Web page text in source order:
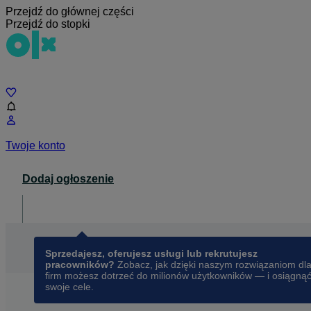
Przejdź do głównej części
Przejdź do stopki
Twoje konto
Dodaj ogłoszenie
Sprzedajesz, oferujesz usługi lub rekrutujesz
pracowników? Zobacz, jak dzięki naszym rozwiązaniom dla
firm możesz dotrzeć do milionów użytkowników — i osiągnąć
swoje cele.